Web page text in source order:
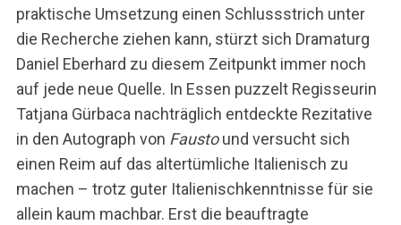
praktische Umsetzung einen Schlussstrich unter
die Recherche ziehen kann, stürzt sich Dramaturg
Daniel Eberhard zu diesem Zeitpunkt immer noch
auf jede neue Quelle. In Essen puzzelt Regisseurin
Tatjana Gürbaca nachträglich entdeckte Rezitative
in den Autograph von Faustound versucht sich
einen Reim auf das altertümliche Italienisch zu
machen – trotz guter Italienischkenntnisse für sie
allein kaum machbar. Erst die beauftragte